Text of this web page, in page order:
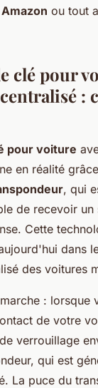
ou tout
clé pour
:
pour voiture
en réalité
, qui
de recevoir un
Cette
dans
des voitures
: lorsque
de votre
verrouillage
qui est
La puce du